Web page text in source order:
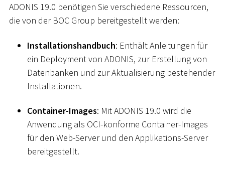
ADONIS 19.0 benötigen Sie verschiedene Ressourcen,
die von der BOC Group bereitgestellt werden:
Installationshandbuch: Enthält Anleitungen für
ein Deployment von ADONIS, zur Erstellung von
Datenbanken und zur Aktualisierung bestehender
Installationen.
Container-Images: Mit ADONIS 19.0 wird die
Anwendung als OCI-konforme Container-Images
für den Web-Server und den Applikations-Server
bereitgestellt.